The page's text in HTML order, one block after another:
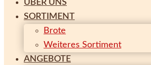
ÜBER UNS
SORTIMENT
Brote
Weiteres Sortiment
ANGEBOTE